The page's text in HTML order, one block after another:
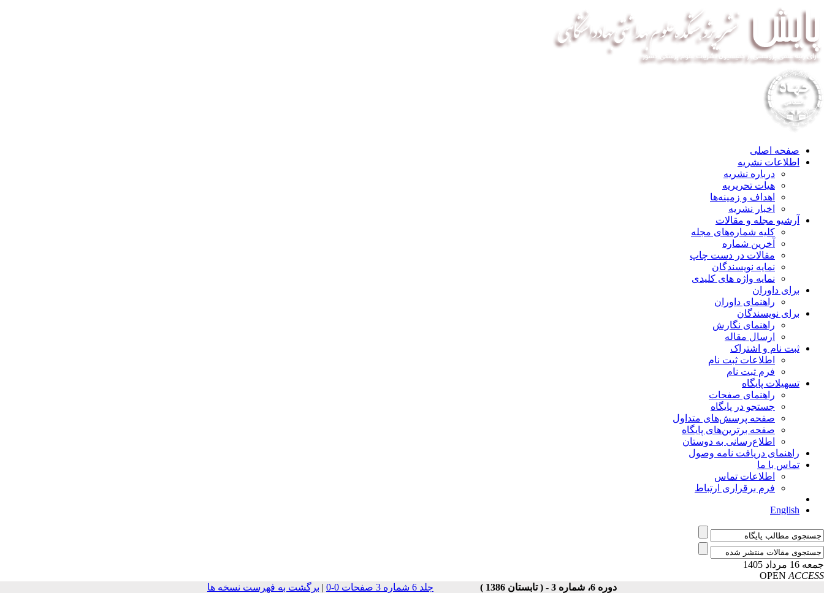
صفحه اصلی
اطلاعات نشریه
درباره نشریه
هیات تحریریه
اهداف و زمینه‌ها
اخبار نشریه
آرشیو مجله و مقالات
کلیه شماره‌های مجله
آخرین شماره
مقالات در دست چاپ
نمایه نویسندگان
نمایه واژه های کلیدی
برای داوران
راهنمای داوران
برای نویسندگان
راهنمای نگارش
ارسال مقاله
ثبت نام و اشتراک
اطلاعات ثبت نام
فرم ثبت نام
تسهیلات پایگاه
راهنمای صفحات
جستجو در پایگاه
صفحه پرسش‌های متداول
صفحه برترین‌های پایگاه
اطلاع‌رسانی به دوستان
راهنمای دریافت نامه وصول
تماس با ما
اطلاعات تماس
فرم برقراری ارتباط
English
جمعه 16 مرداد 1405
OPEN ACCESS
دوره 6، شماره 3 - ( تابستان 1386 )
جلد 6 شماره 3 صفحات 0-0 | برگشت به فهرست نسخه ها